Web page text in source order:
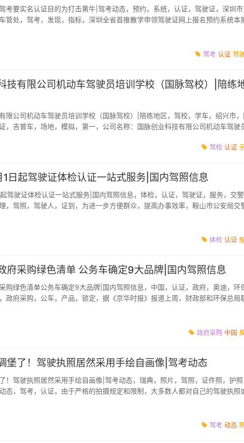
考要实名认证目的为打击黄牛|驾考动态，预约，系统，认证，驾驶证，深圳市
管处，驾考，发现，指标，深圳全省首推散学申领驾驶证网上报名预约系统本
驾考 认证 驾
技有限公司机动车驾驶员培训学校（国脉驾校）|陪练
限公司机动车驾驶员培训学校（国脉驾校）|陪练地区，驾校，学车，绍兴市，
，吉普车，场地，模拟，第一，公司名称：国脉创业科技有限公司机动车驾驶
驾校 认证
日起驾驶证体检认证一站式服务|国内驾照信息
驾驶证体检认证一站式服务|国内驾照信息，体检，认证，驾驶证，服务，交
，驾照，驾驶人，证到，为进一步方便群众，提高办事效率，鞍山市公安局交
体检 认证
府采购绿色清单 公务车确定9大品牌|国内驾照信息
购绿色清单公务车确定9大品牌|国内驾照信息，中国，认证，政府，奥迪，环
政府采购，公车，产品，锁定，据《京华时报》报道上周，财政部和环保总局
政府采购 中国
堡了！驾驶执照居然采用手绘自画像|驾考动态
！驾驶执照居然采用手绘自画像|驾考动态，瑞典，照片，驾照，证件照，护照
态，驾考，认证，由于严格的拍摄规定和限制，大多数人都对自己的驾驶执照
驾考 动态